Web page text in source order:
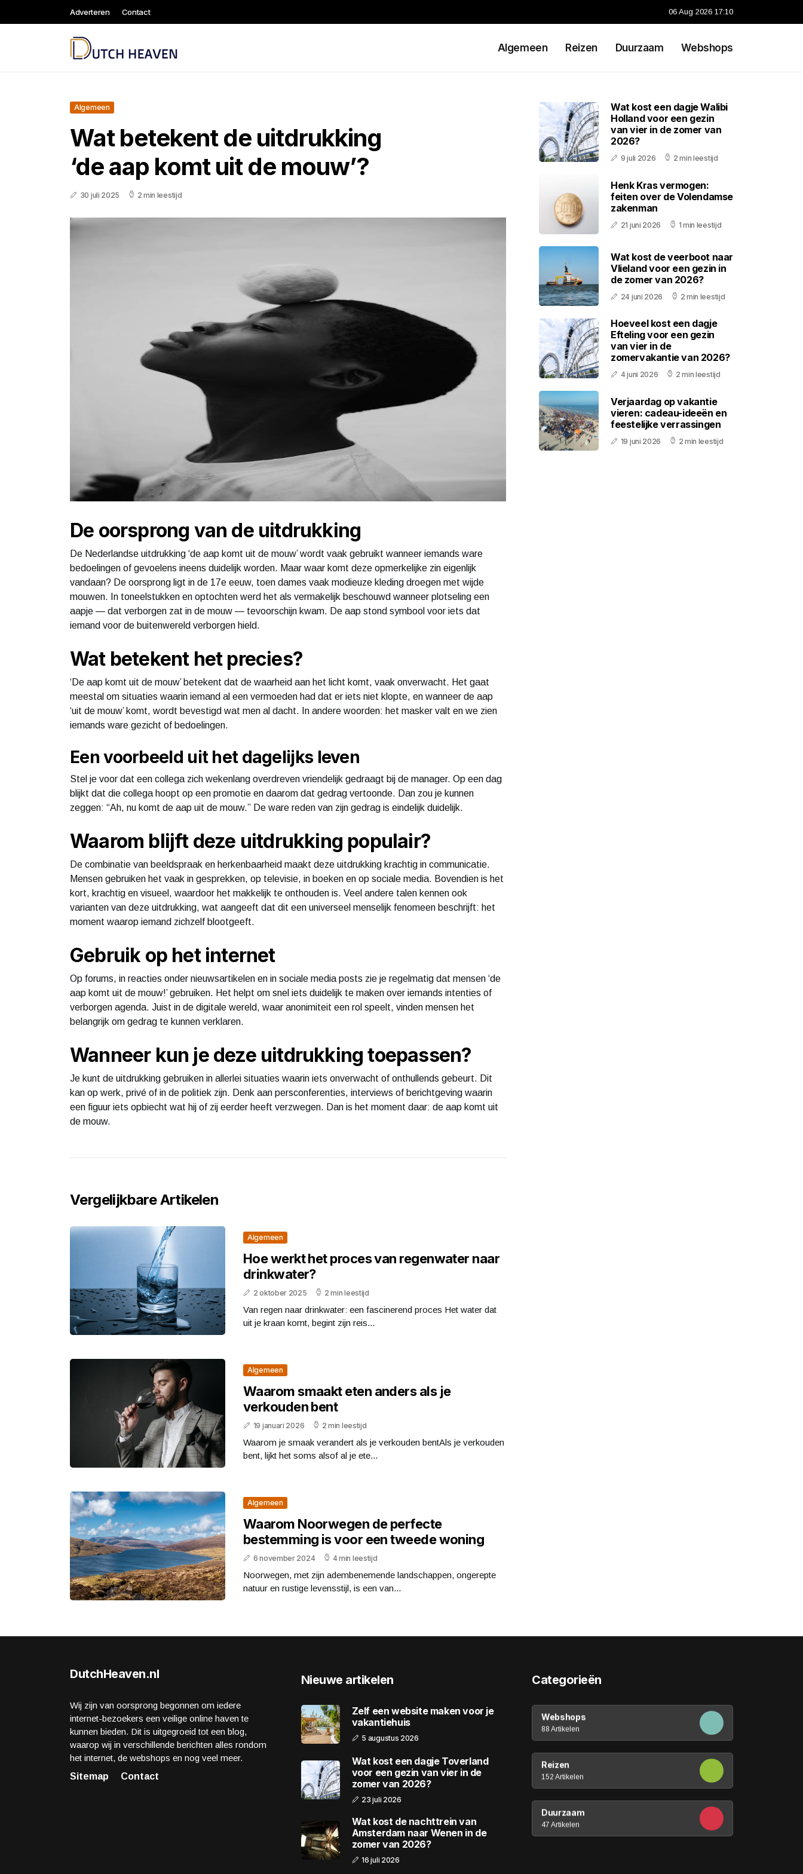
Adverteren Contact 06 Aug 2026 17:10
Algemeen Reizen Duurzaam Webshops
Algemeen
Wat betekent de uitdrukking
‘de aap komt uit de mouw’?
30 juli 2025 2 min leestijd
De oorsprong van de uitdrukking
De Nederlandse uitdrukking ‘de aap komt uit de mouw’ wordt vaak gebruikt wanneer iemands ware
bedoelingen of gevoelens ineens duidelijk worden. Maar waar komt deze opmerkelijke zin eigenlijk
vandaan? De oorsprong ligt in de 17e eeuw, toen dames vaak modieuze kleding droegen met wijde
mouwen. In toneelstukken en optochten werd het als vermakelijk beschouwd wanneer plotseling een
aapje — dat verborgen zat in de mouw — tevoorschijn kwam. De aap stond symbool voor iets dat
iemand voor de buitenwereld verborgen hield.
Wat betekent het precies?
‘De aap komt uit de mouw’ betekent dat de waarheid aan het licht komt, vaak onverwacht. Het gaat
meestal om situaties waarin iemand al een vermoeden had dat er iets niet klopte, en wanneer de aap
‘uit de mouw’ komt, wordt bevestigd wat men al dacht. In andere woorden: het masker valt en we zien
iemands ware gezicht of bedoelingen.
Een voorbeeld uit het dagelijks leven
Stel je voor dat een collega zich wekenlang overdreven vriendelijk gedraagt bij de manager. Op een dag
blijkt dat die collega hoopt op een promotie en daarom dat gedrag vertoonde. Dan zou je kunnen
zeggen: “Ah, nu komt de aap uit de mouw.” De ware reden van zijn gedrag is eindelijk duidelijk.
Waarom blijft deze uitdrukking populair?
De combinatie van beeldspraak en herkenbaarheid maakt deze uitdrukking krachtig in communicatie.
Mensen gebruiken het vaak in gesprekken, op televisie, in boeken en op sociale media. Bovendien is het
kort, krachtig en visueel, waardoor het makkelijk te onthouden is. Veel andere talen kennen ook
varianten van deze uitdrukking, wat aangeeft dat dit een universeel menselijk fenomeen beschrijft: het
moment waarop iemand zichzelf blootgeeft.
Gebruik op het internet
Op forums, in reacties onder nieuwsartikelen en in sociale media posts zie je regelmatig dat mensen ‘de
aap komt uit de mouw!’ gebruiken. Het helpt om snel iets duidelijk te maken over iemands intenties of
verborgen agenda. Juist in de digitale wereld, waar anonimiteit een rol speelt, vinden mensen het
belangrijk om gedrag te kunnen verklaren.
Wanneer kun je deze uitdrukking toepassen?
Je kunt de uitdrukking gebruiken in allerlei situaties waarin iets onverwacht of onthullends gebeurt. Dit
kan op werk, privé of in de politiek zijn. Denk aan persconferenties, interviews of berichtgeving waarin
een figuur iets opbiecht wat hij of zij eerder heeft verzwegen. Dan is het moment daar: de aap komt uit
de mouw.
Vergelijkbare Artikelen
Algemeen
Hoe werkt het proces van regenwater naar
drinkwater?
2 oktober 2025 2 min leestijd
Van regen naar drinkwater: een fascinerend proces Het water dat
uit je kraan komt, begint zijn reis...
Algemeen
Waarom smaakt eten anders als je
verkouden bent
19 januari 2026 2 min leestijd
Waarom je smaak verandert als je verkouden bentAls je verkouden
bent, lijkt het soms alsof al je ete...
Algemeen
Waarom Noorwegen de perfecte
bestemming is voor een tweede woning
6 november 2024 4 min leestijd
Noorwegen, met zijn adembenemende landschappen, ongerepte
natuur en rustige levensstijl, is een van...
Wat kost een dagje Walibi
Holland voor een gezin
van vier in de zomer van
2026?
9 juli 2026 2 min leestijd
Henk Kras vermogen:
feiten over de Volendamse
zakenman
21 juni 2026 1 min leestijd
Wat kost de veerboot naar
Vlieland voor een gezin in
de zomer van 2026?
24 juni 2026 2 min leestijd
Hoeveel kost een dagje
Efteling voor een gezin
van vier in de
zomervakantie van 2026?
4 juni 2026 2 min leestijd
Verjaardag op vakantie
vieren: cadeau-ideeën en
feestelijke verrassingen
19 juni 2026 2 min leestijd
DutchHeaven.nl
Wij zijn van oorsprong begonnen om iedere
internet-bezoekers een veilige online haven te
kunnen bieden. Dit is uitgegroeid tot een blog,
waarop wij in verschillende berichten alles rondom
het internet, de webshops en nog veel meer.
Sitemap
Contact
Nieuwe artikelen
Zelf een website maken voor je
vakantiehuis
5 augustus 2026
Wat kost een dagje Toverland
voor een gezin van vier in de
zomer van 2026?
23 juli 2026
Wat kost de nachttrein van
Amsterdam naar Wenen in de
zomer van 2026?
16 juli 2026
Categorieën
Webshops
88 Artikelen
Reizen
152 Artikelen
Duurzaam
47 Artikelen